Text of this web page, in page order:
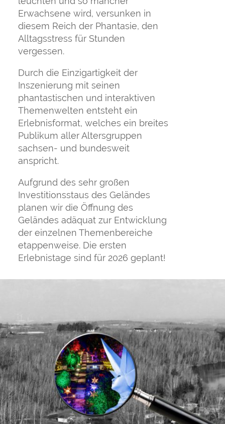
Erwachsene wird, versunken in
diesem Reich der Phantasie, den
Alltagsstress für Stunden
vergessen.
Durch die Einzigartigkeit der
Inszenierung mit seinen
phantastischen und interaktiven
Themenwelten entsteht ein
Erlebnisformat, welches ein breites
Publikum aller Altersgruppen
sachsen- und bundesweit
anspricht.
Aufgrund des sehr großen
Investitionsstaus des Geländes
planen wir die Öffnung des
Geländes adäquat zur Entwicklung
der einzelnen Themenbereiche
etappenweise. Die ersten
Erlebnistage sind für 2026 geplant!